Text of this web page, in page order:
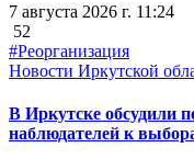
7 августа 2026 г. 11:24
52
#Реорганизация
Новости Иркутской
В Иркутске обсудили
наблюдателей к